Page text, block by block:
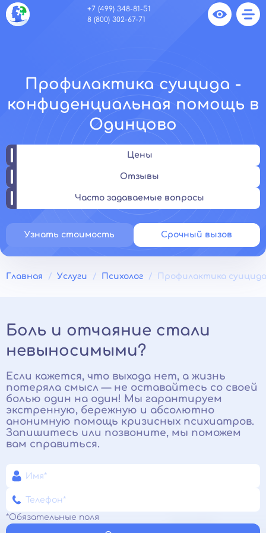
+7 (499) 348-81-51
8 (800) 302-67-71
Профилактика суицида -
конфиденциальная помощь в
Одинцово
Цены
Отзывы
Часто задаваемые вопросы
Узнать стоимость Срочный вызов
Главная Услуги Психолог Профилактика суицида
Боль и отчаяние стали
невыносимыми?
Если кажется, что выхода нет, а жизнь
потеряла смысл — не оставайтесь со своей
болью один на один! Мы гарантируем
экстренную, бережную и абсолютно
анонимную помощь кризисных психиатров.
Запишитесь или позвоните, мы поможем
вам справиться.
*Обязательные поля